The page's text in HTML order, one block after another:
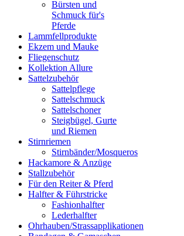
Bürsten und
Schmuck für's
Pferde
Lammfellprodukte
Ekzem und Mauke
Fliegenschutz
Kollektion Allure
Sattelzubehör
Sattelpflege
Sattelschmuck
Sattelschoner
Steigbügel, Gurte
und Riemen
Stirnriemen
Stirnbänder/Mosqueros
Hackamore & Anzüge
Stallzubehör
Für den Reiter & Pferd
Halfter & Führstricke
Fashionhalfter
Lederhalfter
Ohrhauben/Strassapplikationen